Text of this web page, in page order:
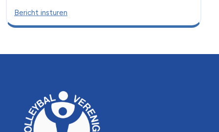
Bericht insturen